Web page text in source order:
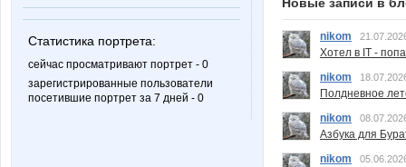
Статистика портрета:
сейчас просматривают портрет - 0
зарегистрированные пользователи
посетившие портрет за 7 дней - 0
nikom
Хотел в IT -
nikom
Полдневное
nikom
Азбука для
nikom